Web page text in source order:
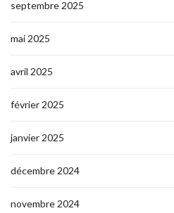
septembre 2025
mai 2025
avril 2025
février 2025
janvier 2025
décembre 2024
novembre 2024